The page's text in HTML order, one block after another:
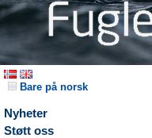
Bare på norsk
Nyheter
Støtt oss